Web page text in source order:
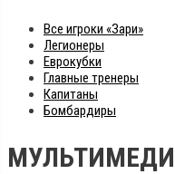
Все игроки «Зари»
Легионеры
Еврокубки
Главные тренеры
Капитаны
Бомбардиры